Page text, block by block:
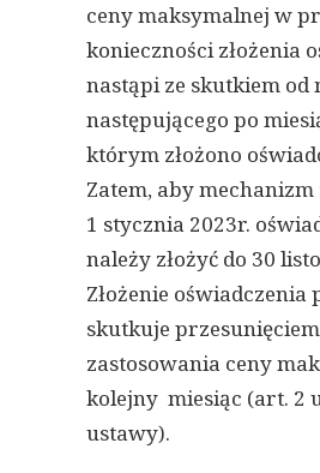
ceny maksymalnej w
konieczności złożenia
nastąpi ze skutkiem od
następującego po
którym złożono
Zatem, aby mechanizm
1 stycznia 2023r.
należy złożyć do 30
Złożenie oświadczenia
skutkuje przesunięciem
zastosowania ceny
kolejny miesiąc (art. 2
ustawy).